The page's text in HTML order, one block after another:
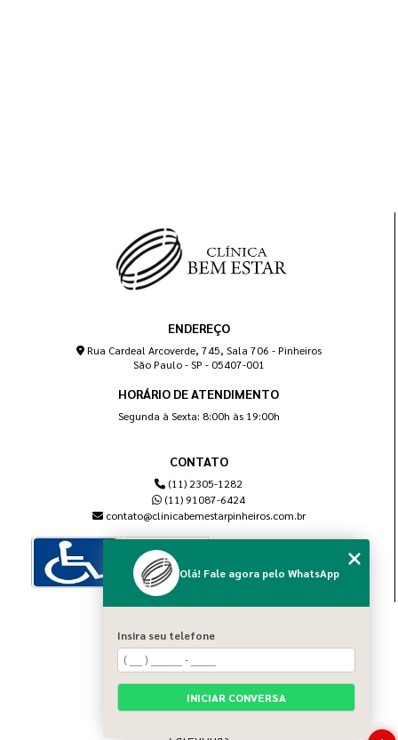
ENDEREÇO
Rua Cardeal Arcoverde, 745, Sala 706 - Pinheiros
São Paulo - SP - 05407-001
HORÁRIO DE ATENDIMENTO
Segunda à Sexta: 8:00h às 19:00h
CONTATO
(11) 2305-1282
(11) 91087-6424
contato@clinicabemestarpinheiros.com.br
Home
Sobre nós
Blog
Serviços
Categorias
Olá! Fale agora pelo WhatsApp
Insira seu telefone
INICIAR CONVERSA